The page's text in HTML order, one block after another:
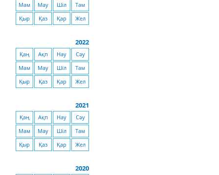
Мам
Мау Шіл
Там
Қыр
Қаз Қар Жел
2022
Қаң Ақп Нау
Сәу
Мам
Мау Шіл
Там
Қыр
Қаз Қар Жел
2021
Қаң Ақп Нау
Сәу
Мам
Мау Шіл
Там
Қыр
Қаз Қар Жел
2020